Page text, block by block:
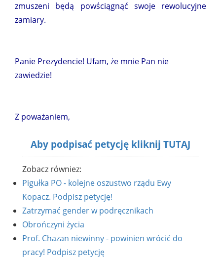
zmuszeni będą powściągnąć swoje rewolucyjne
zamiary.
Panie Prezydencie! Ufam, że mnie Pan nie
zawiedzie!
Z poważaniem,
Aby podpisać petycję kliknij TUTAJ
Zobacz równiez:
Pigułka PO - kolejne oszustwo rządu Ewy
Kopacz. Podpisz petycję!
Zatrzymać gender w podręcznikach
Obrończyni życia
Prof. Chazan niewinny - powinien wrócić do
pracy! Podpisz petycję